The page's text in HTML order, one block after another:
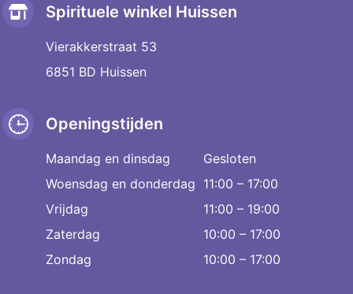
Spirituele winkel Huissen
Vierakkerstraat 53
6851 BD Huissen
Openingstijden
Maandag en dinsdag
Gesloten
Woensdag en donderdag 11:00 – 17:00
Vrijdag
11:00 – 19:00
Zaterdag
10:00 – 17:00
Zondag
10:00 – 17:00